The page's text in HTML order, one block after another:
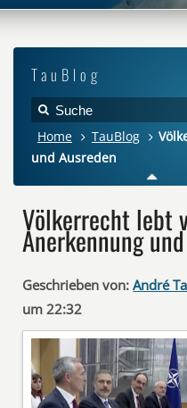
TauBlog
Home TauBlog
und Ausreden
Völkerrecht lebt
Anerkennung
Geschrieben von: André
um 22:32